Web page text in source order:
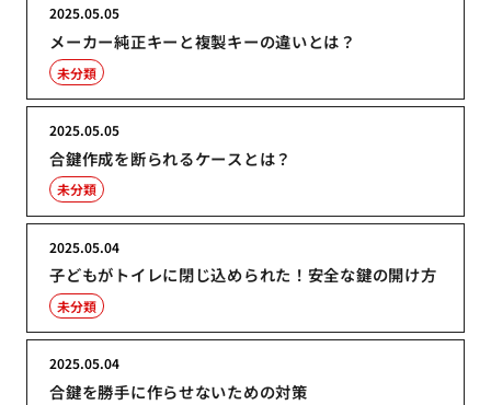
メーカー純正キーと複製キーの違いとは？
2025.05.05
未分類
合鍵作成を断られるケースとは？
2025.05.05
未分類
子どもがトイレに閉じ込められた！安全な鍵の開け方
2025.05.04
未分類
合鍵を勝手に作らせないための対策
2025.05.04